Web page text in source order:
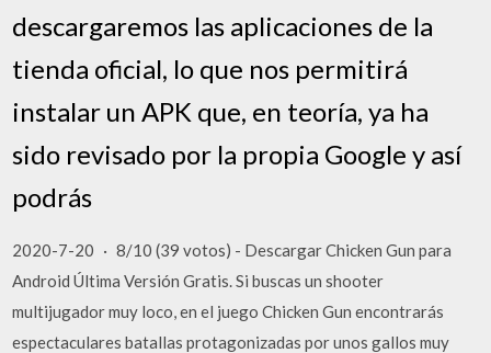
descargaremos las aplicaciones de la
tienda oficial, lo que nos permitirá
instalar un APK que, en teoría, ya ha
sido revisado por la propia Google y así
podrás
2020-7-20 · 8/10 (39 votos) - Descargar Chicken Gun para
Android Última Versión Gratis. Si buscas un shooter
multijugador muy loco, en el juego Chicken Gun encontrarás
espectaculares batallas protagonizadas por unos gallos muy